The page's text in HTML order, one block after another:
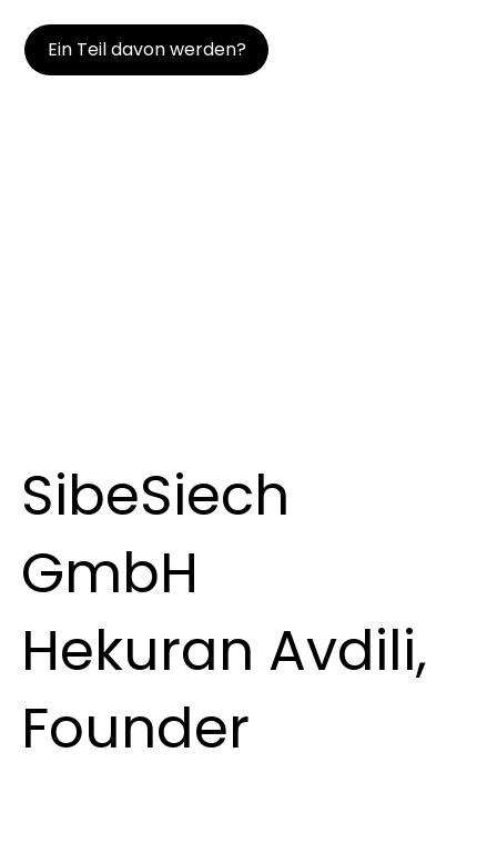
Ein Teil davon werden?
SibeSiech
GmbH
Hekuran Avdili,
Founder